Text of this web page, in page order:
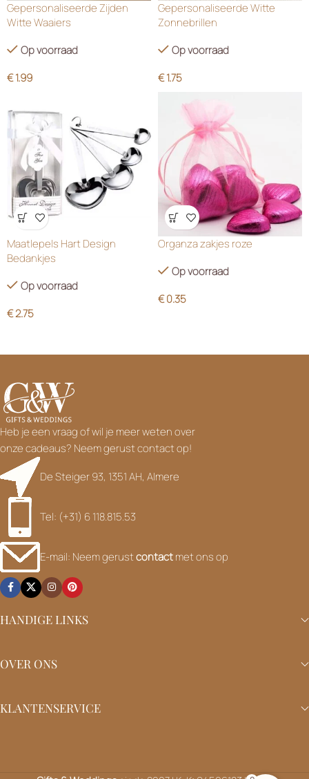
Gepersonaliseerde Zijden
Witte Waaiers
Op voorraad
€1.99
Gepersonaliseerde Witte
Zonnebrillen
Op voorraad
€1.75
Wensenlijst
Maatlepels Hart Design
Bedankjes
Op voorraad
€2.75
Wensenlijst
Organza zakjes roze
Op voorraad
€0.35
Heb je een vraag of wil je meer weten over
onze cadeaus? Neem gerust contact op!
De Steiger 93, 1351 AH, Almere
Tel: (+31) 6 118.815.53
E-mail: Neem gerustcontactmet ons op
HANDIGE LINKS
OVER ONS
KLANTENSERVICE